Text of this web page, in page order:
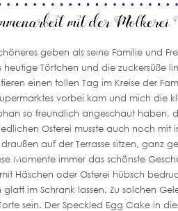
geben als seine Familie und
Törtchen und die zuckersüße
einen tollen Tag im Kreise der
vorbei kam und mich die
so freundlich angeschaut haben,
Osterei musste auch noch mit
auf der Terrasse sitzen, ganz
Momente immer das schönste
Häschen oder Osterei hübsch
im Schrank lassen. Zu solchen
sein. Der Speckled Egg Cake in